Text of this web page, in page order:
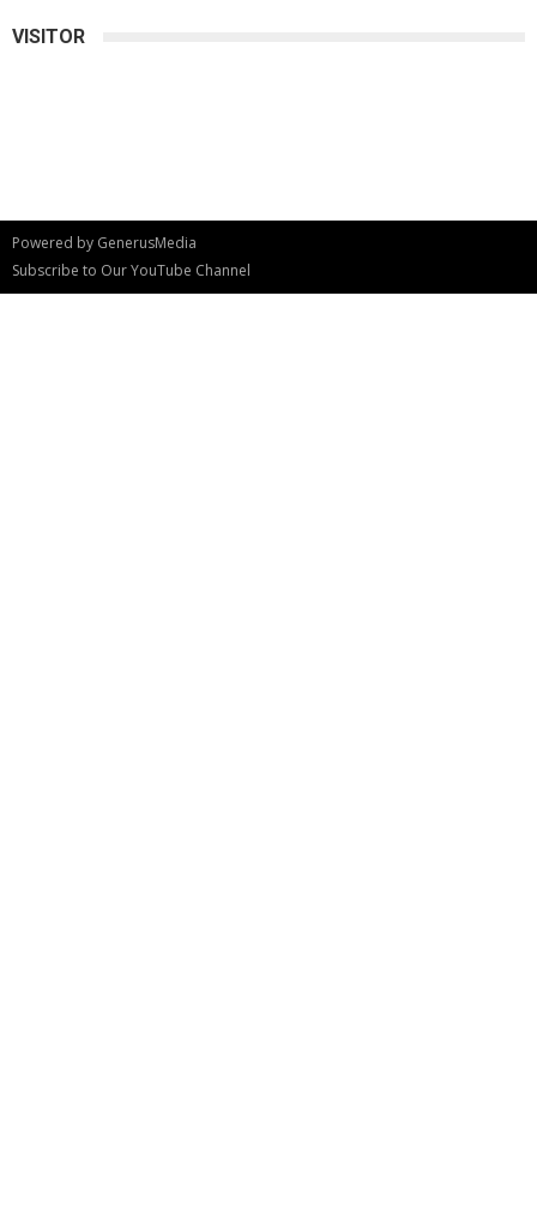
VISITOR
Powered by GenerusMedia
Subscribe to Our YouTube Channel